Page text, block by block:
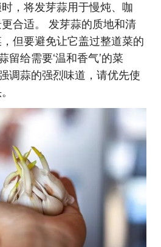
，将发芽蒜用于慢炖、咖
合适。 发芽蒜的质地和清
但要避免让它盖过整道菜的
留给需要‘温和香气’的菜
调蒜的强烈味道，请优先使